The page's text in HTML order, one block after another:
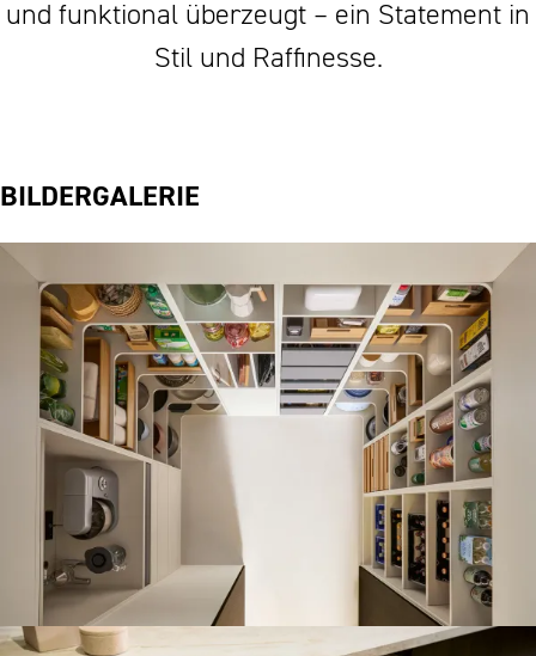
und funktional überzeugt – ein Statement in
Stil und Raffinesse.
BILDERGALERIE